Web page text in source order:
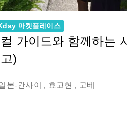
마켓플레이스
컬 가이드와 함께하는
)
본-간사이 효고현 고베